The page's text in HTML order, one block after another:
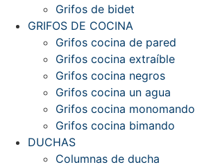
Grifos de bidet
GRIFOS DE COCINA
Grifos cocina de pared
Grifos cocina extraíble
Grifos cocina negros
Grifos cocina un agua
Grifos cocina monomando
Grifos cocina bimando
DUCHAS
Columnas de ducha